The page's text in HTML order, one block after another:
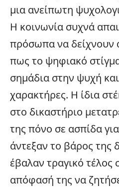
μια ανείπωτη
Η κοινωνία συχνά
πρόσωπα να δείχνουν
πως το ψηφιακό
σημάδια στην ψυχή
χαρακτήρες. Η ίδια
στο δικαστήριο
της πόνο σε ασπίδα
άντεξαν το βάρος της
έβαλαν τραγικό
απόφασή της να